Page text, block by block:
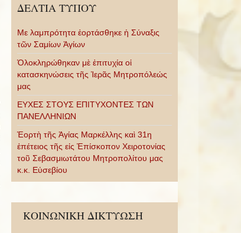
ΔΕΛΤΙΑ ΤΥΠΟΥ
Με λαμπρότητα ἑορτάσθηκε ἡ Σύναξις
τῶν Σαμίων Ἁγίων
Ὁλοκληρώθηκαν μὲ ἐπιτυχία οἱ
κατασκηνώσεις τῆς Ἱερᾶς Μητροπόλεώς
μας
ΕΥΧΕΣ ΣΤΟΥΣ ΕΠΙΤΥΧΟΝΤΕΣ ΤΩΝ
ΠΑΝΕΛΛΗΝΙΩΝ
Ἑορτὴ τῆς Ἁγίας Μαρκέλλης καὶ 31η
ἐπέτειος τῆς εἰς Ἐπίσκοπον Χειροτονίας
τοῦ Σεβασμιωτάτου Μητροπολίτου μας
κ.κ. Εὐσεβίου
ΚΟΙΝΩΝΙΚΗ ΔΙΚΤΥΩΣΗ